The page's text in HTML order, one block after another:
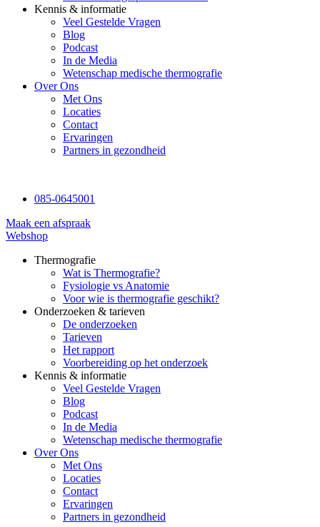
Kennis & informatie
Veel Gestelde Vragen
Blog
Podcast
In de Media
Wetenschap medische thermografie
Over Ons
Met Ons
Locaties
Contact
Ervaringen
Partners in gezondheid
085-0645001
Maak een afspraak
Webshop
Thermografie
Wat is Thermografie?
Fysiologie vs Anatomie
Voor wie is thermografie geschikt?
Onderzoeken & tarieven
De onderzoeken
Tarieven
Het rapport
Voorbereiding op het onderzoek
Kennis & informatie
Veel Gestelde Vragen
Blog
Podcast
In de Media
Wetenschap medische thermografie
Over Ons
Met Ons
Locaties
Contact
Ervaringen
Partners in gezondheid